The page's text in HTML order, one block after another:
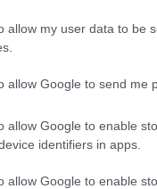
allow my user data to be
allow Google to send me
allow Google to enable
identifiers in apps.
allow Google to enable